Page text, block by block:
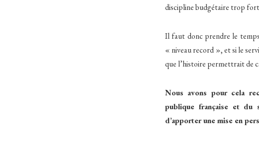
discipline budgétaire trop
Il faut donc prendre le
« niveau record », et si le
que l’histoire permettrait de
Nous avons pour cela
publique française et
d’apporter une mise en